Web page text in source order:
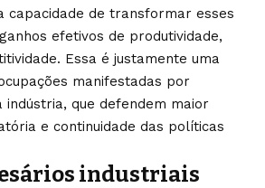
capacidade de transformar esses
efetivos de produtividade,
Essa é justamente uma
manifestadas por
que defendem maior
e continuidade das políticas
industriais